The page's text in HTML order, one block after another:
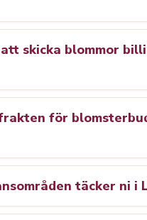
skicka blommor
för
täcker ni i